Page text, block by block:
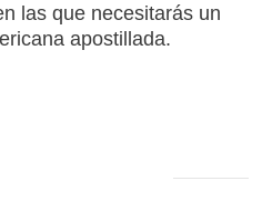
las que necesitarás un
apostillada.